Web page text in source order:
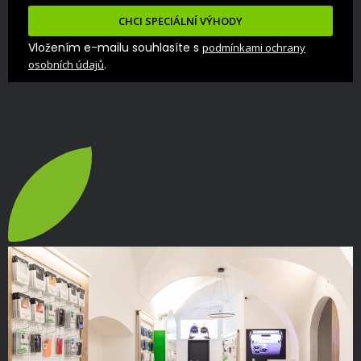
CHCI SPECIÁLNÍ VÝHODY
Vložením e-mailu souhlasíte s podmínkami ochrany
osobních údajů.